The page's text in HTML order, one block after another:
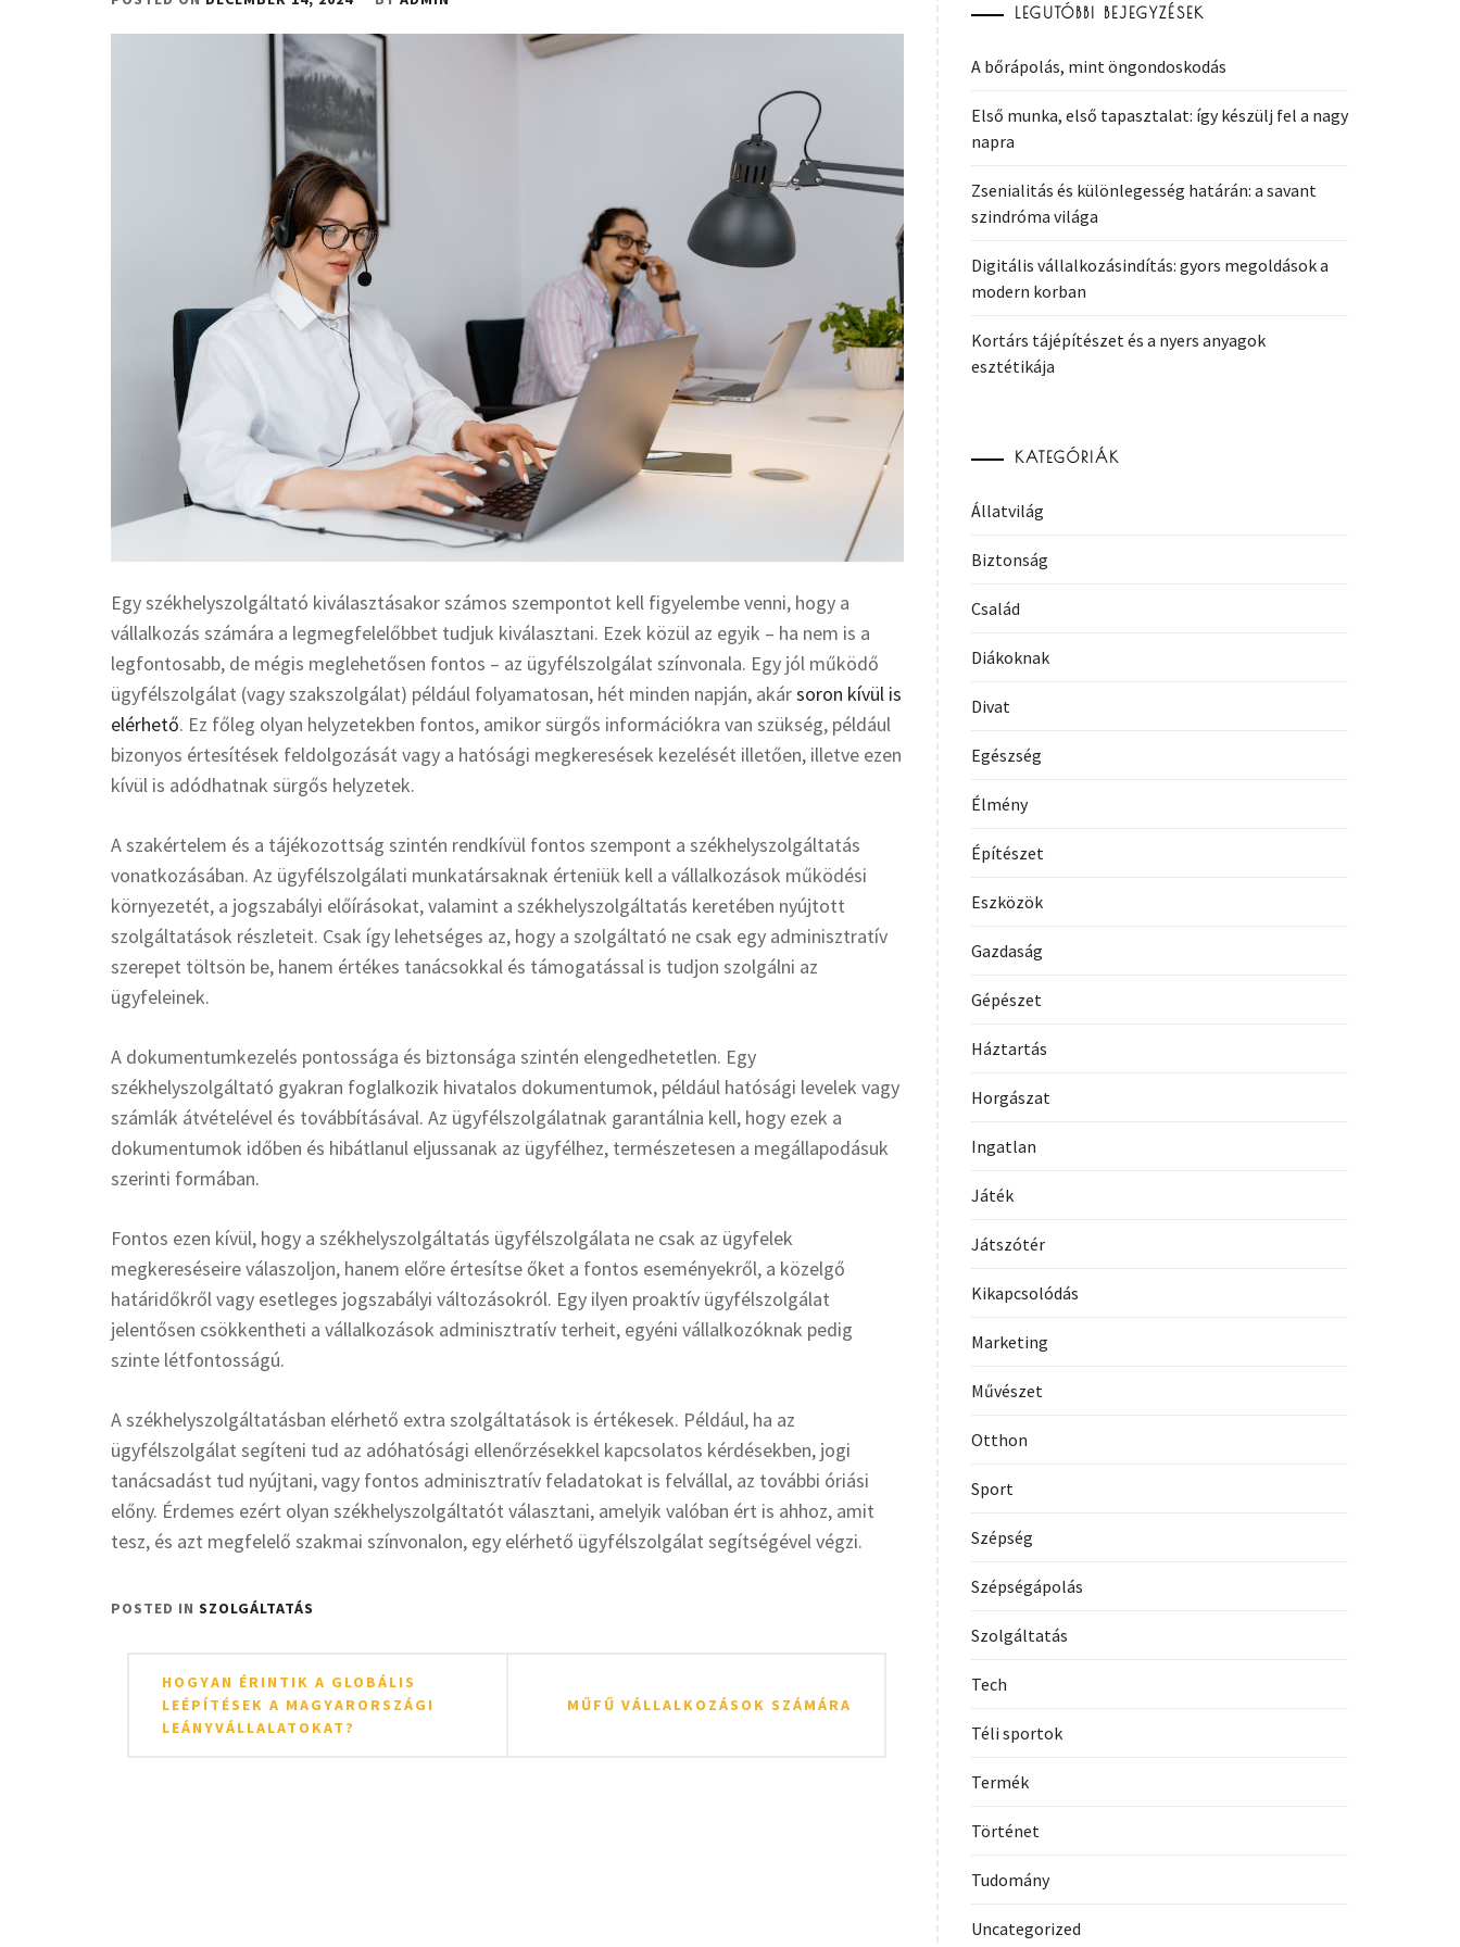
Egy székhelyszolgáltató kiválasztásakor számos szempontot kell figyelembe venni, hogy a
vállalkozás számára a legmegfelelőbbet tudjuk kiválasztani. Ezek közül az egyik – ha nem is a
legfontosabb, de mégis meglehetősen fontos – az ügyfélszolgálat színvonala. Egy jól működő
ügyfélszolgálat (vagy szakszolgálat) például folyamatosan, hét minden napján, akársoron kívül is
elérhető. Ez főleg olyan helyzetekben fontos, amikor sürgős információkra van szükség, például
bizonyos értesítések feldolgozását vagy a hatósági megkeresések kezelését illetően, illetve ezen
kívül is adódhatnak sürgős helyzetek.
A szakértelem és a tájékozottság szintén rendkívül fontos szempont a székhelyszolgáltatás
vonatkozásában. Az ügyfélszolgálati munkatársaknak érteniük kell a vállalkozások működési
környezetét, a jogszabályi előírásokat, valamint a székhelyszolgáltatás keretében nyújtott
szolgáltatások részleteit. Csak így lehetséges az, hogy a szolgáltató ne csak egy adminisztratív
szerepet töltsön be, hanem értékes tanácsokkal és támogatással is tudjon szolgálni az
ügyfeleinek.
A dokumentumkezelés pontossága és biztonsága szintén elengedhetetlen. Egy
székhelyszolgáltató gyakran foglalkozik hivatalos dokumentumok, például hatósági levelek vagy
számlák átvételével és továbbításával. Az ügyfélszolgálatnak garantálnia kell, hogy ezek a
dokumentumok időben és hibátlanul eljussanak az ügyfélhez, természetesen a megállapodásuk
szerinti formában.
Fontos ezen kívül, hogy a székhelyszolgáltatás ügyfélszolgálata ne csak az ügyfelek
megkereséseire válaszoljon, hanem előre értesítse őket a fontos eseményekről, a közelgő
határidőkről vagy esetleges jogszabályi változásokról. Egy ilyen proaktív ügyfélszolgálat
jelentősen csökkentheti a vállalkozások adminisztratív terheit, egyéni vállalkozóknak pedig
szinte létfontosságú.
A székhelyszolgáltatásban elérhető extra szolgáltatások is értékesek. Például, ha az
ügyfélszolgálat segíteni tud az adóhatósági ellenőrzésekkel kapcsolatos kérdésekben, jogi
tanácsadást tud nyújtani, vagy fontos adminisztratív feladatokat is felvállal, az további óriási
előny. Érdemes ezért olyan székhelyszolgáltatót választani, amelyik valóban ért is ahhoz, amit
tesz, és azt megfelelő szakmai színvonalon, egy elérhető ügyfélszolgálat segítségével végzi.
POSTED IN SZOLGÁLTATÁS
Bejegyzés
navigáció
HOGYAN ÉRINTIK A GLOBÁLIS
LEÉPÍTÉSEK A MAGYARORSZÁGI
LEÁNYVÁLLALATOKAT?
MŰFŰ VÁLLALKOZÁSOK SZÁMÁRA
LEGUTÓBBI BEJEGYZÉSEK
A bőrápolás, mint öngondoskodás
Első munka, első tapasztalat: így készülj fel a nagy
napra
Zsenialitás és különlegesség határán: a savant
szindróma világa
Digitális vállalkozásindítás: gyors megoldások a
modern korban
Kortárs tájépítészet és a nyers anyagok
esztétikája
KATEGÓRIÁK
Állatvilág
Biztonság
Család
Diákoknak
Divat
Egészség
Élmény
Építészet
Eszközök
Gazdaság
Gépészet
Háztartás
Horgászat
Ingatlan
Játék
Játszótér
Kikapcsolódás
Marketing
Művészet
Otthon
Sport
Szépség
Szépségápolás
Szolgáltatás
Tech
Téli sportok
Termék
Történet
Tudomány
Uncategorized